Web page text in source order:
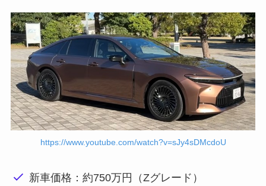
https://www.youtube.com/watch?v=sJy4sDMcdoU
新車価格：約750万円（Zグレード）